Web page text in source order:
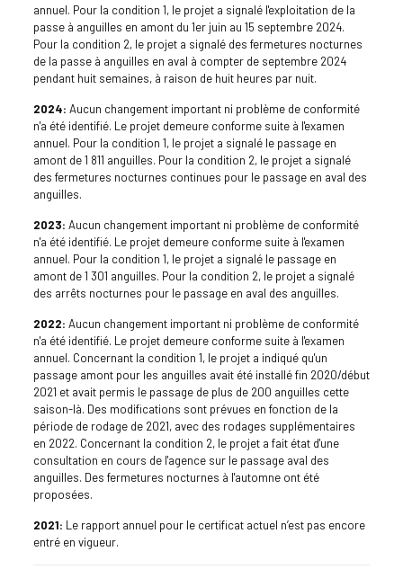
annuel. Pour la condition 1, le projet a signalé l'exploitation de la
passe à anguilles en amont du 1er juin au 15 septembre 2024.
Pour la condition 2, le projet a signalé des fermetures nocturnes
de la passe à anguilles en aval à compter de septembre 2024
pendant huit semaines, à raison de huit heures par nuit.
2024: Aucun changement important ni problème de conformité
n'a été identifié. Le projet demeure conforme suite à l'examen
annuel. Pour la condition 1, le projet a signalé le passage en
amont de 1 811 anguilles. Pour la condition 2, le projet a signalé
des fermetures nocturnes continues pour le passage en aval des
anguilles.
2023: Aucun changement important ni problème de conformité
n'a été identifié. Le projet demeure conforme suite à l'examen
annuel. Pour la condition 1, le projet a signalé le passage en
amont de 1 301 anguilles. Pour la condition 2, le projet a signalé
des arrêts nocturnes pour le passage en aval des anguilles.
2022: Aucun changement important ni problème de conformité
n'a été identifié. Le projet demeure conforme suite à l'examen
annuel. Concernant la condition 1, le projet a indiqué qu'un
passage amont pour les anguilles avait été installé fin 2020/début
2021 et avait permis le passage de plus de 200 anguilles cette
saison-là. Des modifications sont prévues en fonction de la
période de rodage de 2021, avec des rodages supplémentaires
en 2022. Concernant la condition 2, le projet a fait état d'une
consultation en cours de l'agence sur le passage aval des
anguilles. Des fermetures nocturnes à l'automne ont été
proposées.
2021: Le rapport annuel pour le certificat actuel n’est pas encore
entré en vigueur.